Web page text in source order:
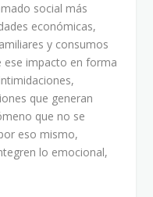
social más
económicas,
y consumos
ese impacto en forma
que generan
que no se
eso mismo,
lo emocional,